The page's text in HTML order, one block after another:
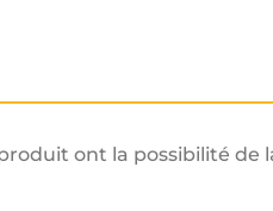
ont la possibilité de